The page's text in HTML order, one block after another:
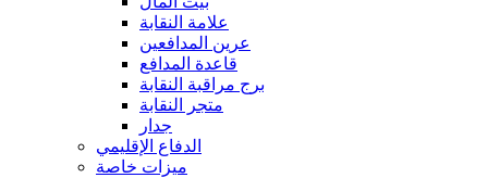
علامة النقابة
عرين المدافعين
قاعدة المدافع
برج مراقبة النقابة
متجر النقابة
جدار
الدفاع الإقليمي
ميزات خاصة